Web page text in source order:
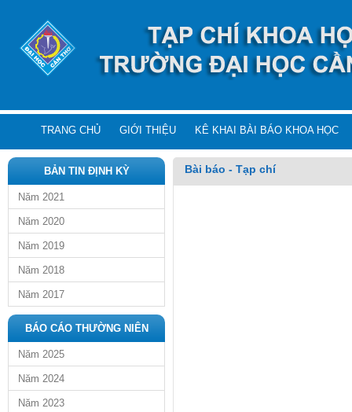
TRANG CHỦ GIỚI THIỆU KÊ KHAI BÀI BÁO KHOA HỌC
BẢN TIN ĐỊNH KỲ
Năm 2021
Năm 2020
Năm 2019
Năm 2018
Năm 2017
BÁO CÁO THƯỜNG NIÊN
Năm 2025
Năm 2024
Năm 2023
Bài báo - Tạp chí